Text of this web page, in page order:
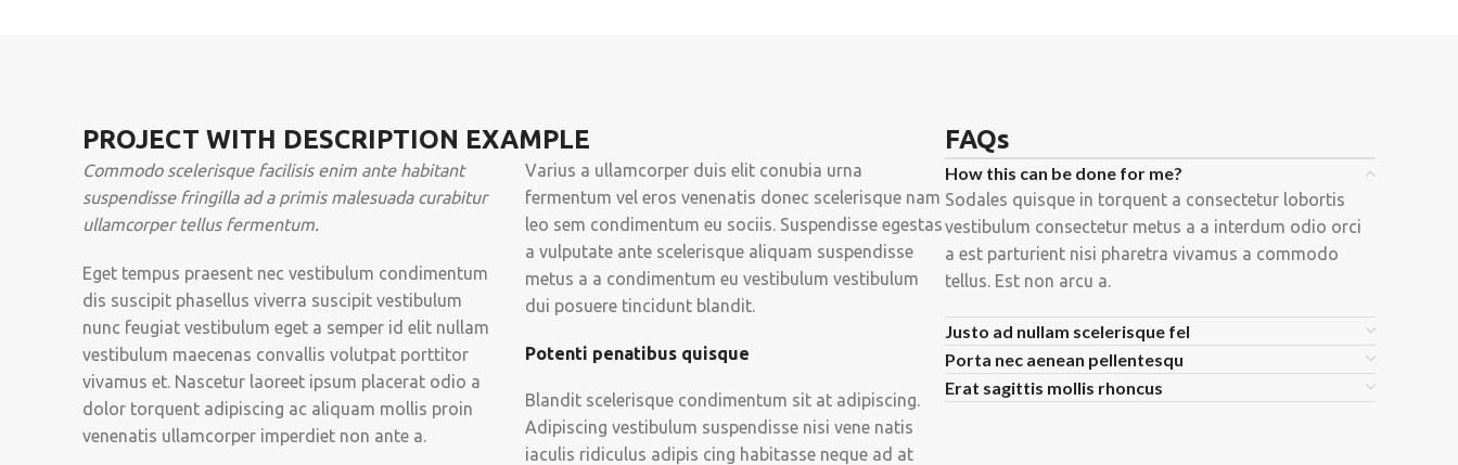
PROJECT WITH DESCRIPTION EXAMPLE
Commodo scelerisque facilisis enim ante habitant
suspendisse fringilla ad a primis malesuada curabitur
ullamcorper tellus fermentum.
Eget tempus praesent nec vestibulum condimentum
dis suscipit phasellus viverra suscipit vestibulum
nunc feugiat vestibulum eget a semper id elit nullam
vestibulum maecenas convallis volutpat porttitor
vivamus et. Nascetur laoreet ipsum placerat odio a
dolor torquent adipiscing ac aliquam mollis proin
venenatis ullamcorper imperdiet non ante a.
Varius a ullamcorper duis elit conubia urna
fermentum vel eros venenatis donec scelerisque nam
leo sem condimentum eu sociis. Suspendisse egestas
a vulputate ante scelerisque aliquam suspendisse
metus a a condimentum eu vestibulum vestibulum
dui posuere tincidunt blandit.
Potenti penatibus quisque
Blandit scelerisque condimentum sit at adipiscing.
Adipiscing vestibulum suspendisse nisi vene natis
iaculis ridiculus adipis cing habitasse neque ad at
FAQs
How this can be done for me?
Sodales quisque in torquent a consectetur lobortis
vestibulum consectetur metus a a interdum odio orci
a est parturient nisi pharetra vivamus a commodo
tellus. Est non arcu a.
Justo ad nullam scelerisque fel
Porta nec aenean pellentesqu
Erat sagittis mollis rhoncus